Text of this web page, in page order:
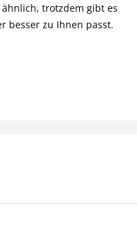
trotzdem gibt es
besser zu Ihnen passt.